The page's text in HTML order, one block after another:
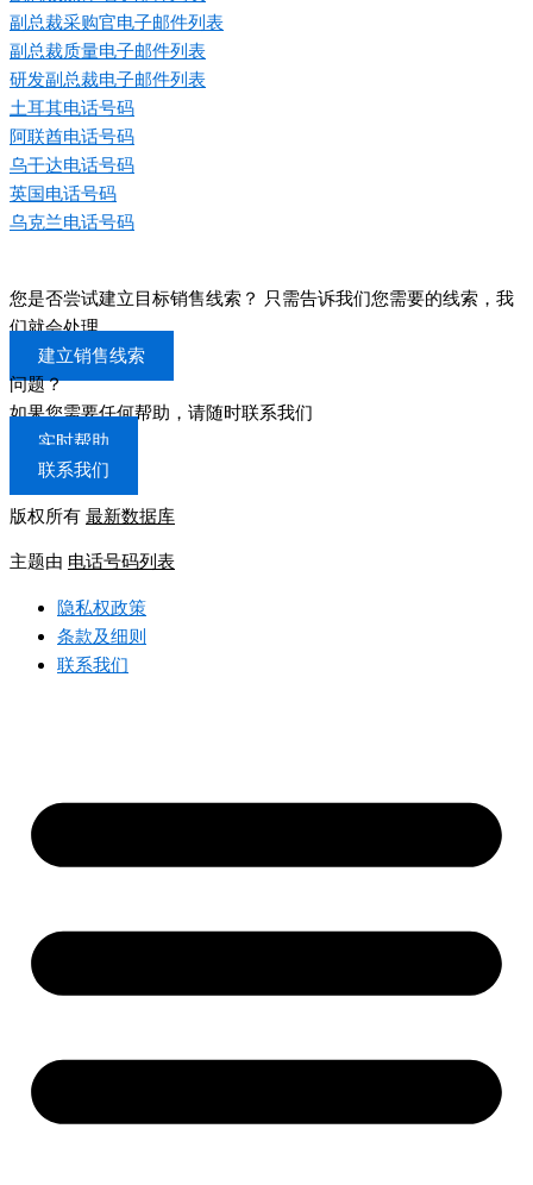
副总裁采购官电子邮件列表
副总裁质量电子邮件列表
研发副总裁电子邮件列表
土耳其电话号码
阿联酋电话号码
乌干达电话号码
英国电话号码
乌克兰电话号码
您是否尝试建立目标销售线索？ 只需告诉我们您需要的线索，我
们就会处理
建立销售线索
问题？
如果您需要任何帮助，请随时联系我们
实时帮助
联系我们
版权所有 最新数据库
主题由 电话号码列表
隐私权政策
条款及细则
联系我们